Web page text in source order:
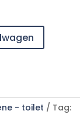
- toilet
Tag: